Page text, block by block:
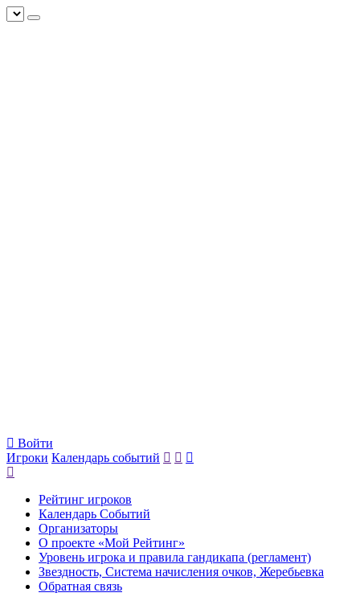
Войти
Игроки Календарь событий
Рейтинг игроков
Календарь Событий
Организаторы
О проекте «Мой Рейтинг»
Уровень игрока и правила гандикапа (регламент)
Звездность, Система начисления очков, Жеребьевка
Обратная связь